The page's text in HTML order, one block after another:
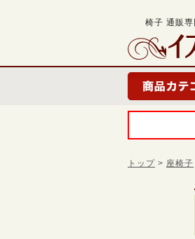
椅子 通販
トップ > 座椅子